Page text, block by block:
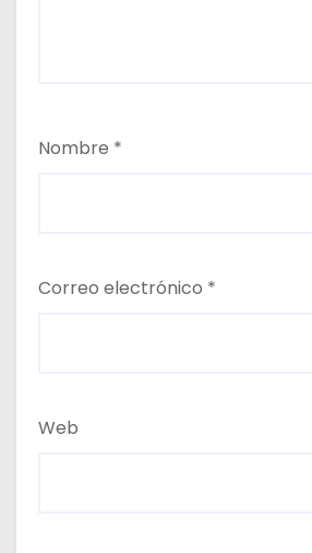
Nombre *
Correo electrónico *
Web